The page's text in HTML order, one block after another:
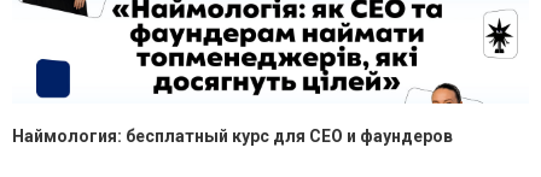
Наймология: бесплатный курс для CEO и фаундеров